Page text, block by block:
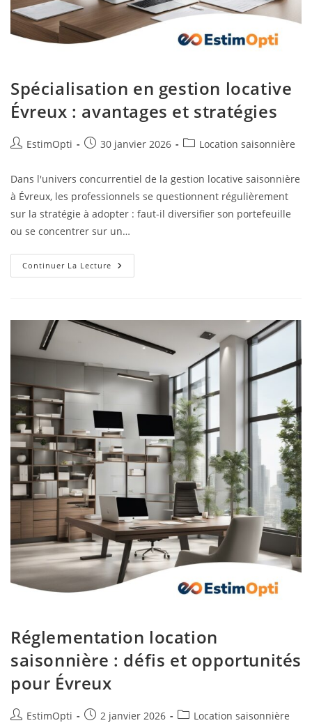
Spécialisation en gestion locative
Évreux : avantages et stratégies
EstimOpti 30 janvier 2026 Location saisonnière
Dans l'univers concurrentiel de la gestion locative saisonnière
à Évreux, les professionnels se questionnent régulièrement
sur la stratégie à adopter : faut-il diversifier son portefeuille
ou se concentrer sur un…
Continuer La Lecture
Réglementation location
saisonnière : défis et opportunités
pour Évreux
EstimOpti 2 janvier 2026 Location saisonnière